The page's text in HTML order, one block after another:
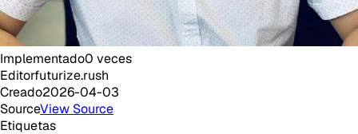
Implementado0 veces
Editorfuturize.rush
Creado2026-04-03
SourceView Source
Etiquetas